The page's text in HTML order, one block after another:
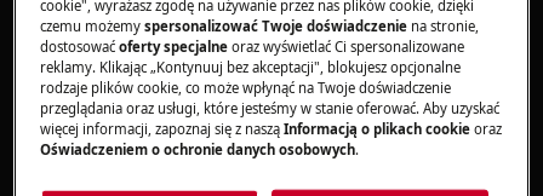
Odkurzacze automatyczne Pure I9
Odkurzacz automatyczny serii Pure i9.2
Rozwiązanie
Zaktualizuj oprogramowanie robota.
cookie", wyrażasz zgodę na używanie przez nas plików cookie, dzięki
czemu możemyspersonalizować Twoje doświadczenie na stronie,
dostosowaćoferty specjalne oraz wyświetlać Ci spersonalizowane
reklamy. Klikając „Kontynuuj bez akceptacji", blokujesz opcjonalne
rodzaje plików cookie, co może wpłynąć na Twoje doświadczenie
przeglądania oraz usługi, które jesteśmy w stanie oferować. Aby uzyskać
więcej informacji, zapoznaj się z nasząInformacją o plikach cookie oraz
Oświadczeniem o ochronie danych osobowych.